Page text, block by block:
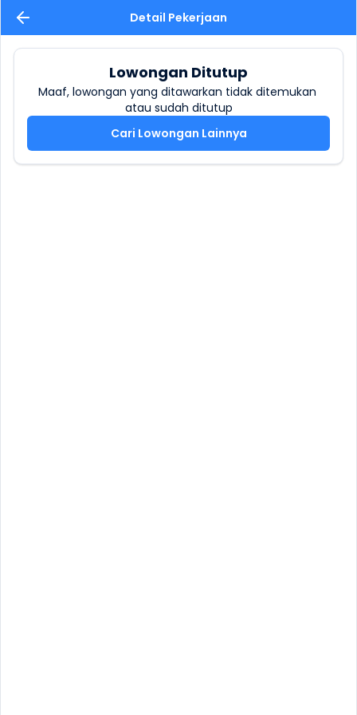
Detail Pekerjaan
Lowongan Ditutup
Maaf, lowongan yang ditawarkan tidak ditemukan
atau sudah ditutup
Cari Lowongan Lainnya